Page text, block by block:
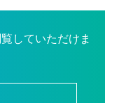
していただけま